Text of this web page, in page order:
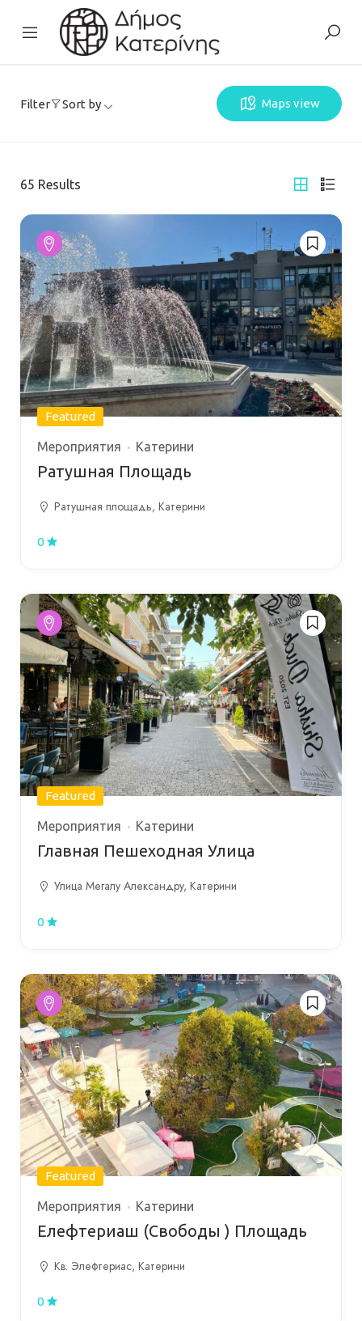
Filter Sort by Maps view
65 Results
Featured
Мероприятия Катерини
Ратушная Площадь
Ратушная площадь, Катерини
0
Featured
Мероприятия Катерини
Главная Пешеходная Улица
Улица Мегалу Александру, Катерини
0
Featured
Мероприятия Катерини
Eлефтериаш (Свободы ) Площадь
Кв. Элефтериас, Катерини
0